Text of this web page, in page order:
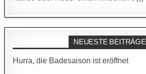
NEUESTE BEITRÄGE
Hurra, die Badesaison ist eröffnet